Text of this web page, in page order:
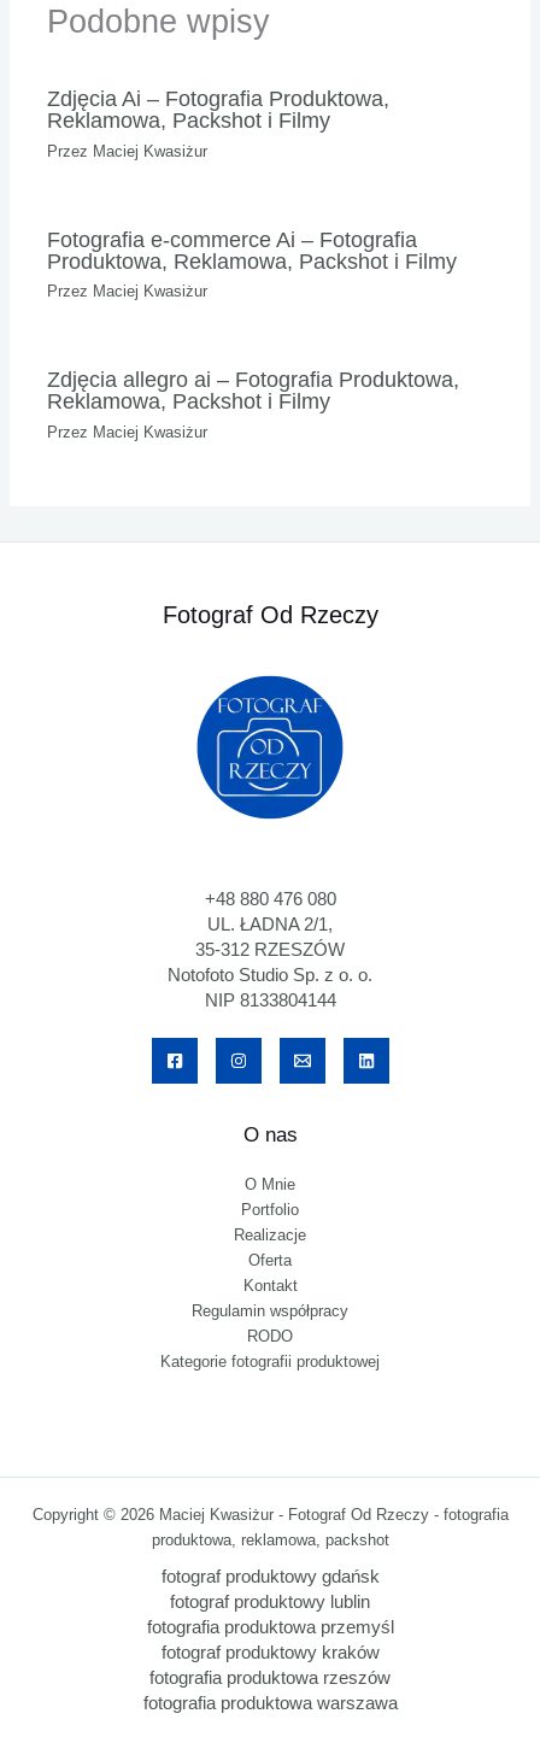
Podobne wpisy
Zdjęcia Ai – Fotografia Produktowa,
Reklamowa, Packshot i Filmy
Przez Maciej Kwasiżur
Fotografia e-commerce Ai – Fotografia
Produktowa, Reklamowa, Packshot i Filmy
Przez Maciej Kwasiżur
Zdjęcia allegro ai – Fotografia Produktowa,
Reklamowa, Packshot i Filmy
Przez Maciej Kwasiżur
Fotograf Od Rzeczy
+48 880 476 080
UL. ŁADNA 2/1,
35-312 RZESZÓW
Notofoto Studio Sp. z o. o.
NIP 8133804144
O nas
O Mnie
Portfolio
Realizacje
Oferta
Kontakt
Regulamin współpracy
RODO
Kategorie fotografii produktowej
Copyright © 2026 Maciej Kwasiżur - Fotograf Od Rzeczy - fotografia
produktowa, reklamowa, packshot
fotograf produktowy gdańsk
fotograf produktowy lublin
fotografia produktowa przemyśl
fotograf produktowy kraków
fotografia produktowa rzeszów
fotografia produktowa warszawa